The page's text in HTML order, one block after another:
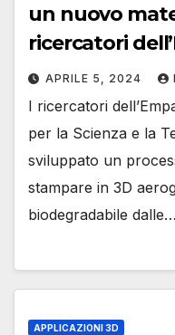
un nuovo
ricercatori
APRILE 5, 2024
I ricercatori
per la Scienza e la
sviluppato un
stampare in 3D
biodegradabile dalle…
APPLICAZIONI 3D